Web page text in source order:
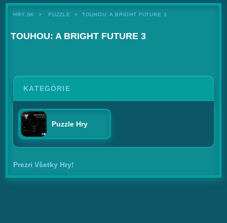
HRY.SK PUZZLE TOUHOU: A BRIGHT FUTURE 3
TOUHOU: A BRIGHT FUTURE 3
KATEGÓRIE
Puzzle Hry
Prezri Všetky Hry!